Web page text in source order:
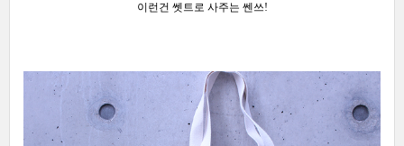
이런건 쎗트로 사주는 쎈쓰!